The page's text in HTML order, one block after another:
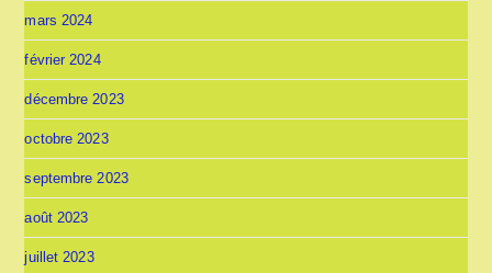
mars 2024
février 2024
décembre 2023
octobre 2023
septembre 2023
août 2023
juillet 2023